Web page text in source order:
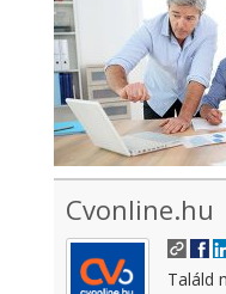
Cvonline.hu
Találd